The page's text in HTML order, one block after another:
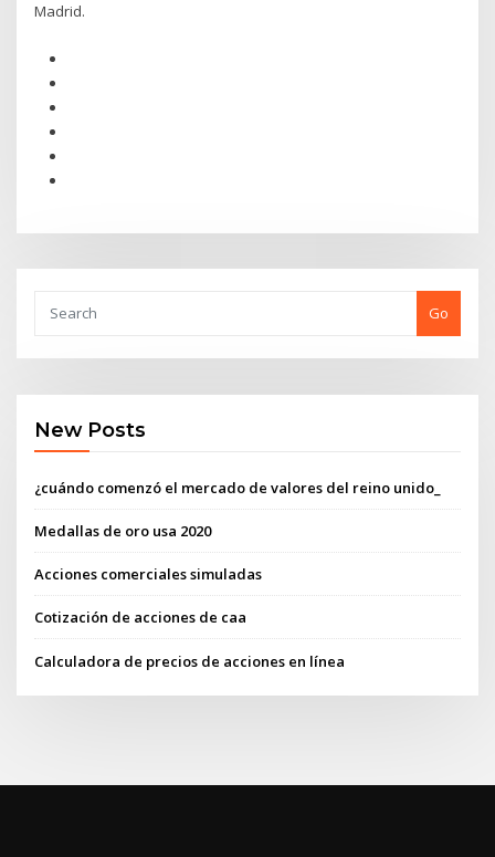
Madrid.
Go
New Posts
¿cuándo comenzó el mercado de valores del reino unido_
Medallas de oro usa 2020
Acciones comerciales simuladas
Cotización de acciones de caa
Calculadora de precios de acciones en línea